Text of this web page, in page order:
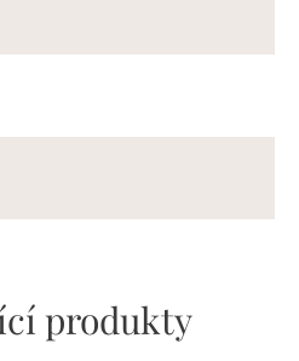
produkty